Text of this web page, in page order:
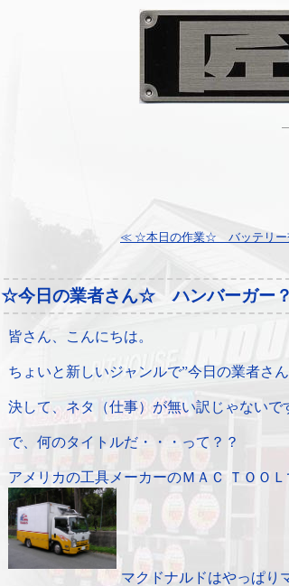
≪ ☆本日の作業☆ バッテリー
☆今日の業者さん☆ ハンバーガー
皆さん、こんにちは。
ちょいと新しいジャンルで”今日の業者さ
決して、ネタ（仕事）が無い訳じゃないで
で、何のタイトルだ・・・って？？
アメリカの工具メーカーのＭＡＣ ＴＯＯＬ
マクドナルドはやっぱり